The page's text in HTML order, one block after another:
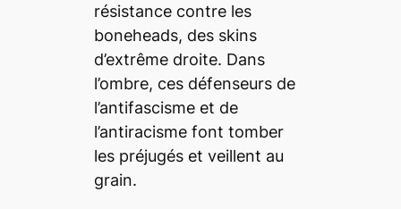
résistance contre les
boneheads, des skins
d’extrême droite. Dans
l’ombre, ces défenseurs de
l’antifascisme et de
l’antiracisme font tomber
les préjugés et veillent au
grain.